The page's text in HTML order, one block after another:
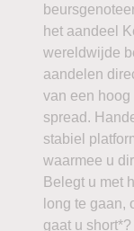
het aandeel
wereldwijde
aandelen
van een
spread.
stabiel
waarmee u
Belegt u met
long te gaan,
gaat u short*?